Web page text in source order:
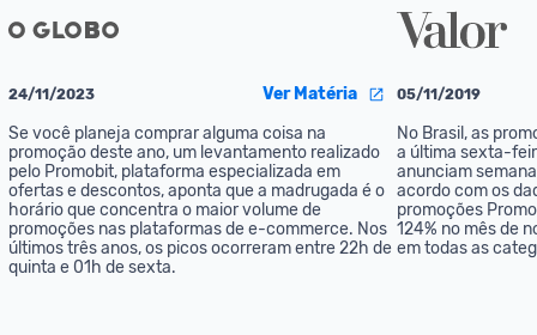
24/11/2023
Ver Matéria
Se você planeja comprar alguma coisa na
promoção deste ano, um levantamento realizado
pelo Promobit, plataforma especializada em
ofertas e descontos, aponta que a madrugada é o
horário que concentra o maior volume de
promoções nas plataformas de e-commerce. Nos
últimos três anos, os picos ocorreram entre 22h de
quinta e 01h de sexta.
05/11/2019
No Brasil, as
a última sexta-
anunciam
acordo com os
promoções
124% no mês de
em todas as